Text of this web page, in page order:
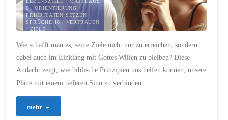
christliche
Perspektive"
6/ORIENTIERUNG /
PRIORITÄTEN SETZEN /
SPRÜCHE 16/ VERTRAUEN
/ ZIELE
29. NOVEMBER 2024
Wie schafft man es, seine Ziele nicht nur zu erreichen, sondern
dabei auch im Einklang mit Gottes Willen zu bleiben? Diese
Andacht zeigt, wie biblische Prinzipien uns helfen können, unsere
Pläne mit einem tieferen Sinn zu verbinden.
mehr